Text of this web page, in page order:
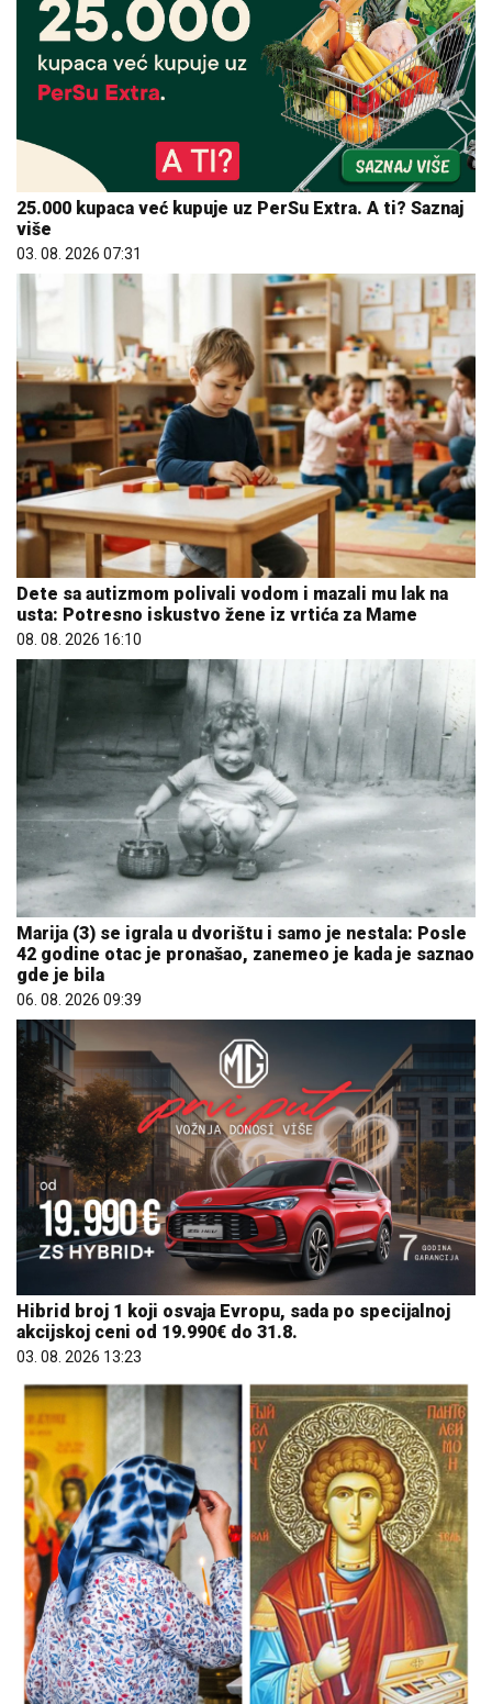
25.000 kupaca već kupuje uz PerSu Extra. A ti? Saznaj
više
03. 08. 2026 07:31
Dete sa autizmom polivali vodom i mazali mu lak na
usta: Potresno iskustvo žene iz vrtića za Mame
08. 08. 2026 16:10
Marija (3) se igrala u dvorištu i samo je nestala: Posle
42 godine otac je pronašao, zanemeo je kada je saznao
gde je bila
06. 08. 2026 09:39
Hibrid broj 1 koji osvaja Evropu, sada po specijalnoj
akcijskoj ceni od 19.990€ do 31.8.
03. 08. 2026 13:23